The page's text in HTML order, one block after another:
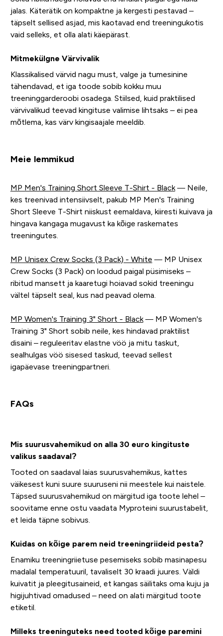
jalas. Käterätik on kompaktne ja kergesti pestavad –
täpselt sellised asjad, mis kaotavad end treeningukotis
vaid selleks, et olla alati käepärast.
Mitmekülgne Värvivalik
Klassikalised värvid nagu must, valge ja tumesinine
tähendavad, et iga toode sobib kokku muu
treeninggarderoobi osadega. Stiilsed, kuid praktilised
värvivalikud teevad kingituse valimise lihtsaks – ei pea
mõtlema, kas värv kingisaajale meeldib.
Meie lemmikud
MP Men's Training Short Sleeve T-Shirt - Black— Neile,
kes treenivad intensiivselt, pakub MP Men's Training
Short Sleeve T-Shirt niiskust eemaldava, kiiresti kuivava ja
hingava kangaga mugavust ka kõige raskemates
treeningutes.
MP Unisex Crew Socks (3 Pack) - White — MP Unisex
Crew Socks (3 Pack) on loodud paigal püsimiseks –
ribitud mansett ja kaaretugi hoiavad sokid treeningu
vältel täpselt seal, kus nad peavad olema.
MP Women's Training 3" Short - Black— MP Women's
Training 3" Short sobib neile, kes hindavad praktilist
disaini – reguleeritav elastne vöö ja mitu taskut,
sealhulgas vöö sisesed taskud, teevad sellest
igapäevase treeningpartneri.
FAQs
Mis suurusvahemikud on alla 30 euro kingituste
valikus saadaval?
Tooted on saadaval laias suurusvahemikus, kattes
väikesest kuni suure suuruseni nii meestele kui naistele.
Täpsed suurusvahemikud on märgitud iga toote lehel –
soovitame enne ostu vaadata Myproteini suurustabelit,
et leida täpne sobivus.
Kuidas on kõige parem neid treeningriideid pesta?
Enamiku treeningriietuse pesemiseks sobib masinapesu
madalal temperatuuril, tavaliselt 30 kraadi juures. Väldi
kuivatit ja pleegitusaineid, et kangas säilitaks oma kuju ja
higijuhtivad omadused – need on alati märgitud toote
etiketil.
Milleks treeninguteks need tooted kõige paremini